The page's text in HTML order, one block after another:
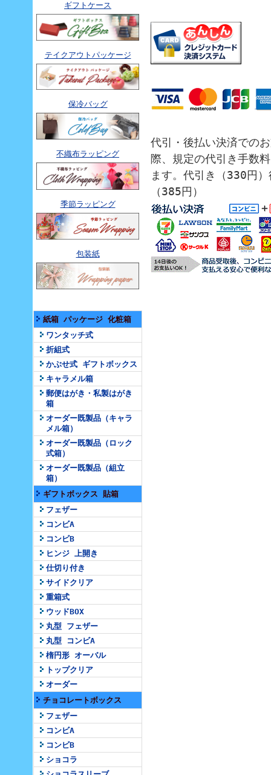
ギフトケース
テイクアウトパッケージ
保冷バッグ
不織布ラッピング
季節ラッピング
包装紙
紙箱 パッケージ 化粧箱
ワンタッチ式
折組式
かぶせ式 ギフトボックス
キャラメル箱
郵便はがき・私製はがき
箱
オーダー既製品（キャラ
メル箱）
オーダー既製品（ロック
式箱）
オーダー既製品（組立
箱）
ギフトボックス 貼箱
フェザー
コンビA
コンビB
ヒンジ 上開き
仕切り付き
サイドクリア
重箱式
ウッドBOX
丸型 フェザー
丸型 コンビA
楕円形 オーバル
トップクリア
オーダー
チョコレートボックス
フェザー
コンビA
コンビB
ショコラ
代引・後払い決済での
際、規定の代引き手数
ます。代引き（330円
（385円）